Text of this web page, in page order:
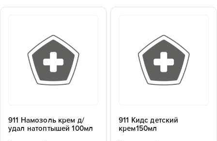
911 Намозоль крем д/
удал натоптышей 100мл
911 Кидс детский
крем150мл